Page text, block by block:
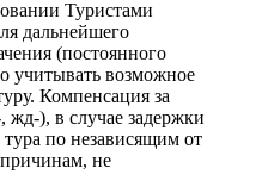
Туристами
дальнейшего
(постоянного
учитывать возможное
Компенсация за
жд-), в случае задержки
тура по независящим от
причинам, не